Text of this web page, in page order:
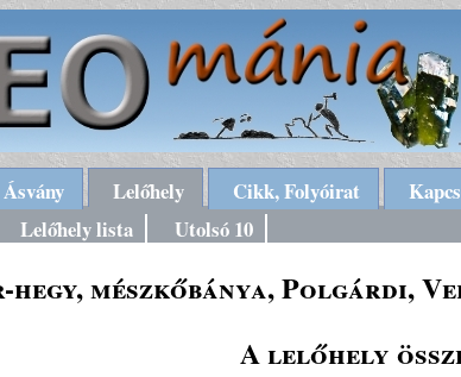
Ásvány Lelőhely Cikk, Folyóirat
Lelőhely lista Utolsó 10
hegy, mészkőbánya, Polgárdi,
A lelőhely